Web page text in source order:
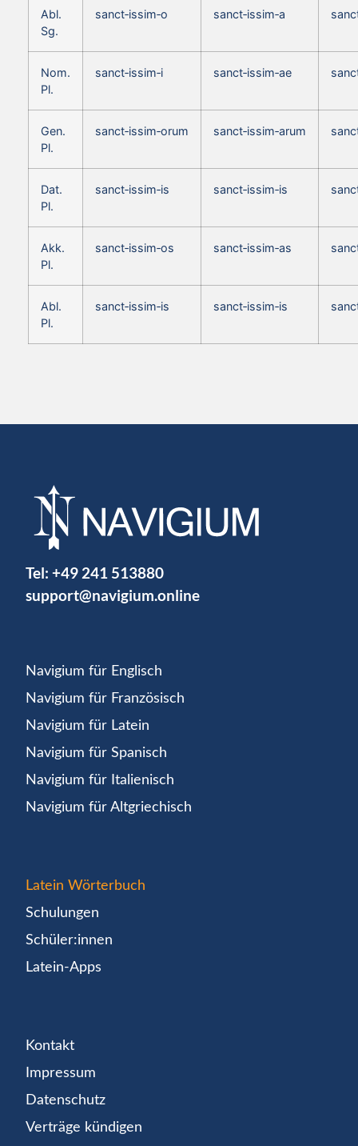
Abl.
Sg.
sanct‑issim‑o sanct‑issim‑a
Nom.
Pl.
sanct‑issim‑i sanct‑issim‑ae
Gen.
Pl.
sanct‑issim‑orum sanct‑issim‑arum
Dat.
Pl.
sanct‑issim‑is sanct‑issim‑is
Akk.
Pl.
sanct‑issim‑os sanct‑issim‑as
Abl.
Pl.
sanct‑issim‑is sanct‑issim‑is
Tel: +49 241 513880
support@navigium.online
Navigium für Englisch
Navigium für Französisch
Navigium für Latein
Navigium für Spanisch
Navigium für Italienisch
Navigium für Altgriechisch
Latein Wörterbuch
Schulungen
Schüler:innen
Latein-Apps
Kontakt
Impressum
Datenschutz
Verträge kündigen